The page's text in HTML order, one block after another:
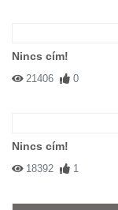
Nincs cím!
21406 0
Nincs cím!
18392 1